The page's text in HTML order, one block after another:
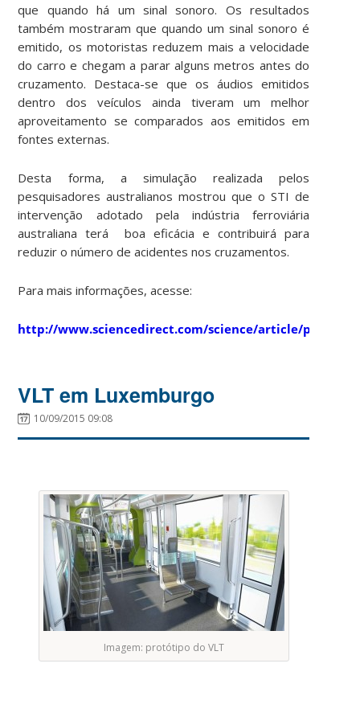
que quando há um sinal sonoro. Os resultados
também mostraram que quando um sinal sonoro é
emitido, os motoristas reduzem mais a velocidade
do carro e chegam a parar alguns metros antes do
cruzamento. Destaca-se que os áudios emitidos
dentro dos veículos ainda tiveram um melhor
aproveitamento se comparados aos emitidos em
fontes externas.
Desta forma, a simulação realizada pelos
pesquisadores australianos mostrou que o STI de
intervenção adotado pela indústria ferroviária
australiana terá boa eficácia e contribuirá para
reduzir o número de acidentes nos cruzamentos.
Para mais informações, acesse:
http://www.sciencedirect.com/science/article/pii/
VLT em Luxemburgo
10/09/2015 09:08
Imagem: protótipo do VLT